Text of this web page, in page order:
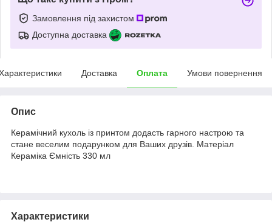
Замовлення під захистом
Доступна доставка
Доставка Оплата Умови повернення
Опис
Керамічний кухоль із принтом додасть гарного настрою та
стане веселим подарунком для Ваших друзів. Матеріал
Кераміка Ємність 330 мл
Характеристики